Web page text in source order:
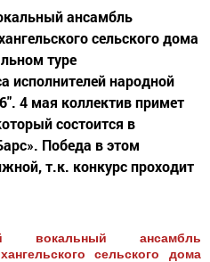
ансамбль
сельского дома
туре
исполнителей народной
4 мая коллектив примет
состоится в
Победа в этом
т.к. конкурс проходит
вокальный ансамбль
сельского дома